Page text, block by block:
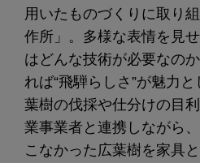
用いたものづくりに取り
作所」。多様な表情を見
はどんな技術が必要なの
れば“飛騨らしさ”が魅力
葉樹の伐採や仕分けの目
業事業者と連携しながら
こなかった広葉樹を家具